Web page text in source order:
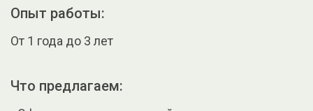
Опыт работы:
От 1 года до 3 лет
Что предлагаем: